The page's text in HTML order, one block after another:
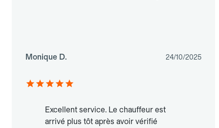
Monique D. 24/10/2025
Excellent service. Le chauffeur est
arrivé plus tôt après avoir vérifié